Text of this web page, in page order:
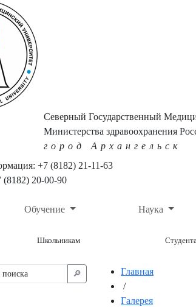
Северный Государственный
Министерства здравоохранения
город Архангельск
+7 (8182) 21-11-63
20-00-90
Обучение Наука
Школьникам
🔎︎
Главная
/
Галерея